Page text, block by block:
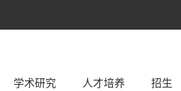
学术研究 人才培养 招生